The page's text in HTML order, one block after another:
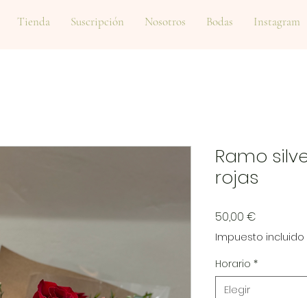
Tienda Suscripción Nosotros Bodas Instagram
Ramo
rojas
50,00 €
Impuesto incluido
Horario *
Elegir